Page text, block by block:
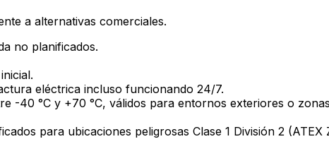
a alternativas comerciales.
no planificados.
eléctrica incluso funcionando 24/7.
-40 °C y +70 °C, válidos para entornos exteriores o
para ubicaciones peligrosas Clase 1 División 2 (ATEX